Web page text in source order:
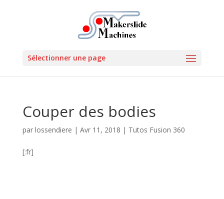
Sélectionner une page
Couper des bodies
par lossendiere | Avr 11, 2018 | Tutos Fusion 360
[:fr]